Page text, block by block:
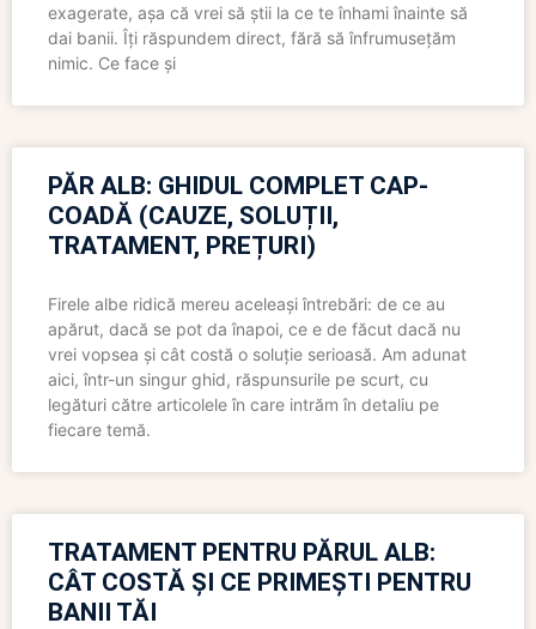
exagerate, așa că vrei să știi la ce te înhami înainte să
dai banii. Îți răspundem direct, fără să înfrumusețăm
nimic. Ce face și
PĂR ALB: GHIDUL COMPLET CAP-
COADĂ (CAUZE, SOLUȚII,
TRATAMENT, PREȚURI)
Firele albe ridică mereu aceleași întrebări: de ce au
apărut, dacă se pot da înapoi, ce e de făcut dacă nu
vrei vopsea și cât costă o soluție serioasă. Am adunat
aici, într-un singur ghid, răspunsurile pe scurt, cu
legături către articolele în care intrăm în detaliu pe
fiecare temă.
TRATAMENT PENTRU PĂRUL ALB:
CÂT COSTĂ ȘI CE PRIMEȘTI PENTRU
BANII TĂI